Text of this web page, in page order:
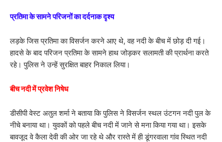
प्रतिमा के सामने परिजनों का दर्दनाक दृश्य
लड़के जिस प्रतिमा का विसर्जन करने आए थे, वह नदी के बीच में छोड़ दी गई।
हादसे के बाद परिजन प्रतिमा के सामने हाथ जोड़कर सलामती की प्रार्थना करते
रहे। पुलिस ने उन्हें सुरक्षित बाहर निकाल लिया।
बीच नदी में प्रवेश निषेध
डीसीपी वेस्ट अतुल शर्मा ने बताया कि पुलिस ने विसर्जन स्थल उंटगन नदी पुल के
नीचे बनाया था। युवकों को पहले बीच नदी में जाने से मना किया गया था। इसके
बावजूद वे कैला देवी की ओर जा रहे थे और रास्ते में ही डूंगरवाला गांव स्थित नदी